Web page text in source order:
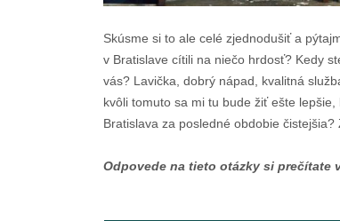
Skúsme si to ale celé zjednodušiť a
v Bratislave cítili na niečo hrdosť? Kedy
vás? Lavička, dobrý nápad, kvalitná
kvôli tomuto sa mi tu bude žiť ešte
Bratislava za posledné obdobie
Odpovede na tieto otázky si prečítate